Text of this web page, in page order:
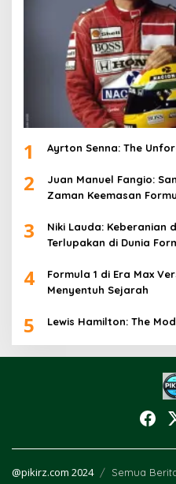
1 Ayrton Senna: The
2
Juan Manuel Fangio:
Zaman Keemasan
3
Niki Lauda: Keberanian
Terlupakan di Dunia
4
Formula 1 di Era Max
Menyentuh Sejarah
5 Lewis Hamilton: The
@pikirz.com 2024 Semua